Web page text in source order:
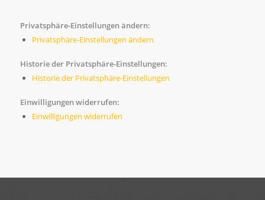
Privatsphäre-Einstellungen ändern:
Privatsphäre-Einstellungen ändern
Historie der Privatsphäre-Einstellungen:
Historie der Privatsphäre-Einstellungen
Einwilligungen widerrufen:
Einwilligungen widerrufen